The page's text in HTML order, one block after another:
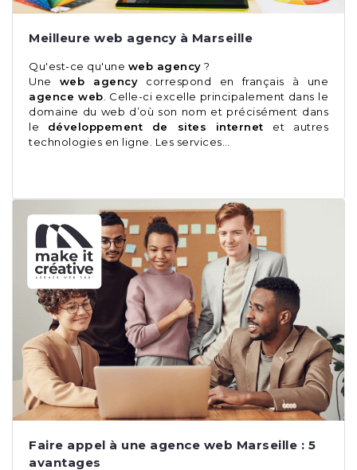
Meilleure web agency à Marseille
Qu'est-ce qu'une web agency ?
Une web agency correspond en français à une
agence web. Celle-ci excelle principalement dans le
domaine du web d’où son nom et précisément dans
le développement de sites internet et autres
technologies en ligne. Les services…
Faire appel à une agence web Marseille : 5
avantages